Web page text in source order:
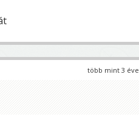
több mint 3 éve